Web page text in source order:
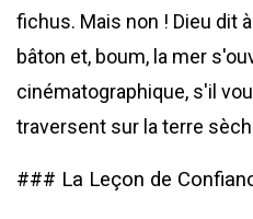
fichus. Mais non ! Dieu dit
bâton et, boum, la mer
cinématographique, s'il
traversent sur la terre
### La Leçon de